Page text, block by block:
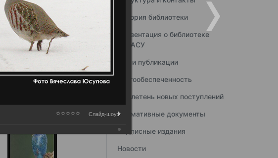
История библиотеки
Презентация о библиотеке
ННГАСУ
Наши публикации
Книгообеспеченность
Бюллетень новых поступлений
Нормативные документы
Подписные издания
Новости
Слайд-шоу: